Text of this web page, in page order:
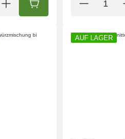
IN DEN WARENKORB
AUF LAGER